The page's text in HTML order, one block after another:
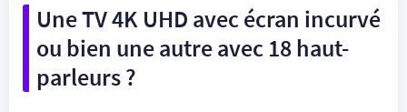
Une TV 4K UHD avec écran incurvé
ou bien une autre avec 18 haut-
parleurs ?